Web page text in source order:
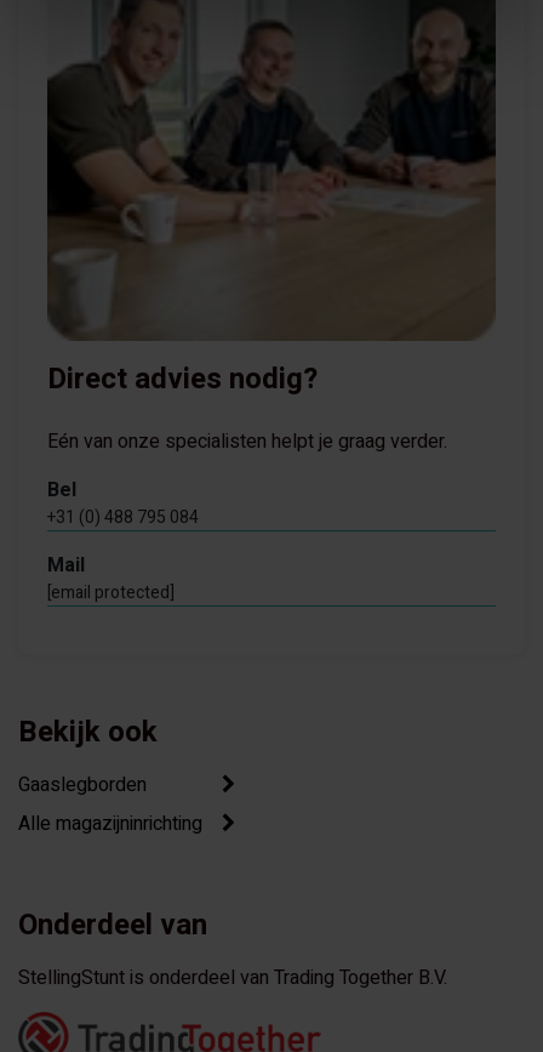
Direct advies nodig?
Eén van onze specialisten helpt je graag verder.
Bel
+31 (0) 488 795 084
Mail
[email protected]
Bekijk ook
Gaaslegborden
Alle magazijninrichting
Onderdeel van
StellingStunt is onderdeel van Trading Together B.V.